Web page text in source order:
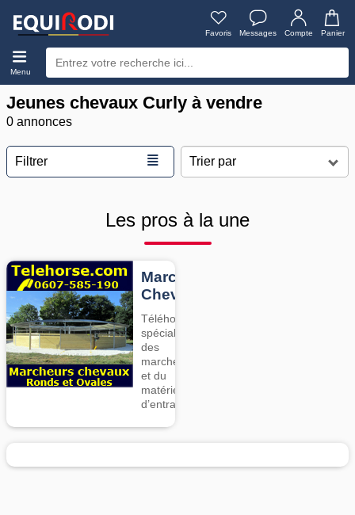
Favoris Messages Compte Panier
Menu
Jeunes chevaux Curly à vendre
0 annonces
Filtrer ≣
Les pros à la une
Marcheurs
Chevaux
Téléhorse,
spécialiste
des
marcheurs
et du
matériel
d’entrainement